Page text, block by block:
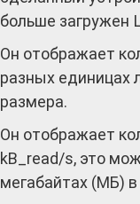
больше загружен
Он отображает
разных единицах
размера.
Он отображает
kB_read/s, это
мегабайтах (МБ)